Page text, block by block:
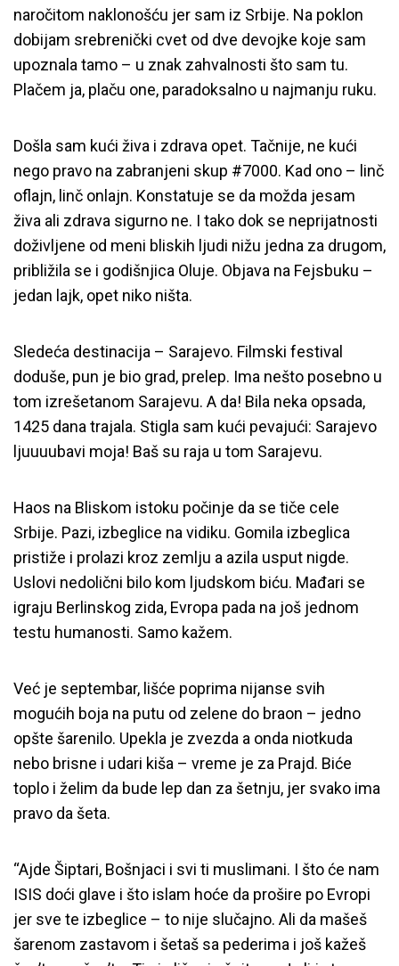
naročitom naklonošću jer sam iz Srbije. Na poklon
dobijam srebrenički cvet od dve devojke koje sam
upoznala tamo – u znak zahvalnosti što sam tu.
Plačem ja, plaču one, paradoksalno u najmanju ruku.
Došla sam kući živa i zdrava opet. Tačnije, ne kući
nego pravo na zabranjeni skup #7000. Kad ono – linč
oflajn, linč onlajn. Konstatuje se da možda jesam
živa ali zdrava sigurno ne. I tako dok se neprijatnosti
doživljene od meni bliskih ljudi nižu jedna za drugom,
približila se i godišnjica Oluje. Objava na Fejsbuku –
jedan lajk, opet niko ništa.
Sledeća destinacija – Sarajevo. Filmski festival
doduše, pun je bio grad, prelep. Ima nešto posebno u
tom izrešetanom Sarajevu. A da! Bila neka opsada,
1425 dana trajala. Stigla sam kući pevajući: Sarajevo
ljuuuubavi moja! Baš su raja u tom Sarajevu.
Haos na Bliskom istoku počinje da se tiče cele
Srbije. Pazi, izbeglice na vidiku. Gomila izbeglica
pristiže i prolazi kroz zemlju a azila usput nigde.
Uslovi nedolični bilo kom ljudskom biću. Mađari se
igraju Berlinskog zida, Evropa pada na još jednom
testu humanosti. Samo kažem.
Već je septembar, lišće poprima nijanse svih
mogućih boja na putu od zelene do braon – jedno
opšte šarenilo. Upekla je zvezda a onda niotkuda
nebo brisne i udari kiša – vreme je za Prajd. Biće
toplo i želim da bude lep dan za šetnju, jer svako ima
pravo da šeta.
“Ajde Šiptari, Bošnjaci i svi ti muslimani. I što će nam
ISIS doći glave i što islam hoće da prošire po Evropi
jer sve te izbeglice – to nije slučajno. Ali da mašeš
šarenom zastavom i šetaš sa pederima i još kažeš